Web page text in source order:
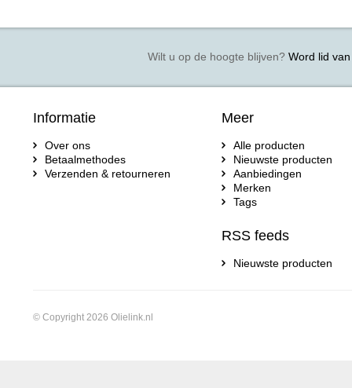
Wilt u op de hoogte blijven?Word lid van
Informatie
Over ons
Betaalmethodes
Verzenden & retourneren
Meer
Alle producten
Nieuwste producten
Aanbiedingen
Merken
Tags
RSS feeds
Nieuwste producten
© Copyright 2026 Olielink.nl